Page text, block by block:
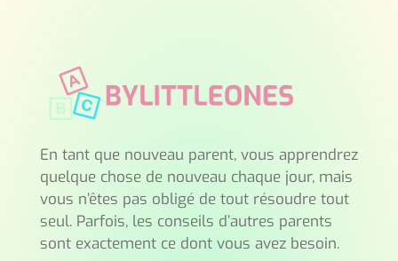
En tant que nouveau parent, vous apprendrez
quelque chose de nouveau chaque jour, mais
vous n’êtes pas obligé de tout résoudre tout
seul. Parfois, les conseils d’autres parents
sont exactement ce dont vous avez besoin.